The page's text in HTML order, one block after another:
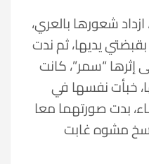
شعورها بالعري،
يديها، ثم ندت
إثرها “سمر”، كانت
خبأت نفسها في
بدت صورتهما معا
مشوه غابت